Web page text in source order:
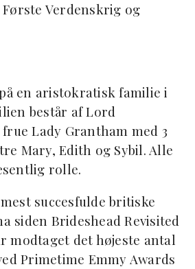
Verdenskrig og
en aristokratisk familie i
består af Lord
Lady Grantham med 3
Mary, Edith og Sybil. Alle
rolle.
succesfulde britiske
siden Brideshead Revisited
modtaget det højeste antal
Primetime Emmy Awards